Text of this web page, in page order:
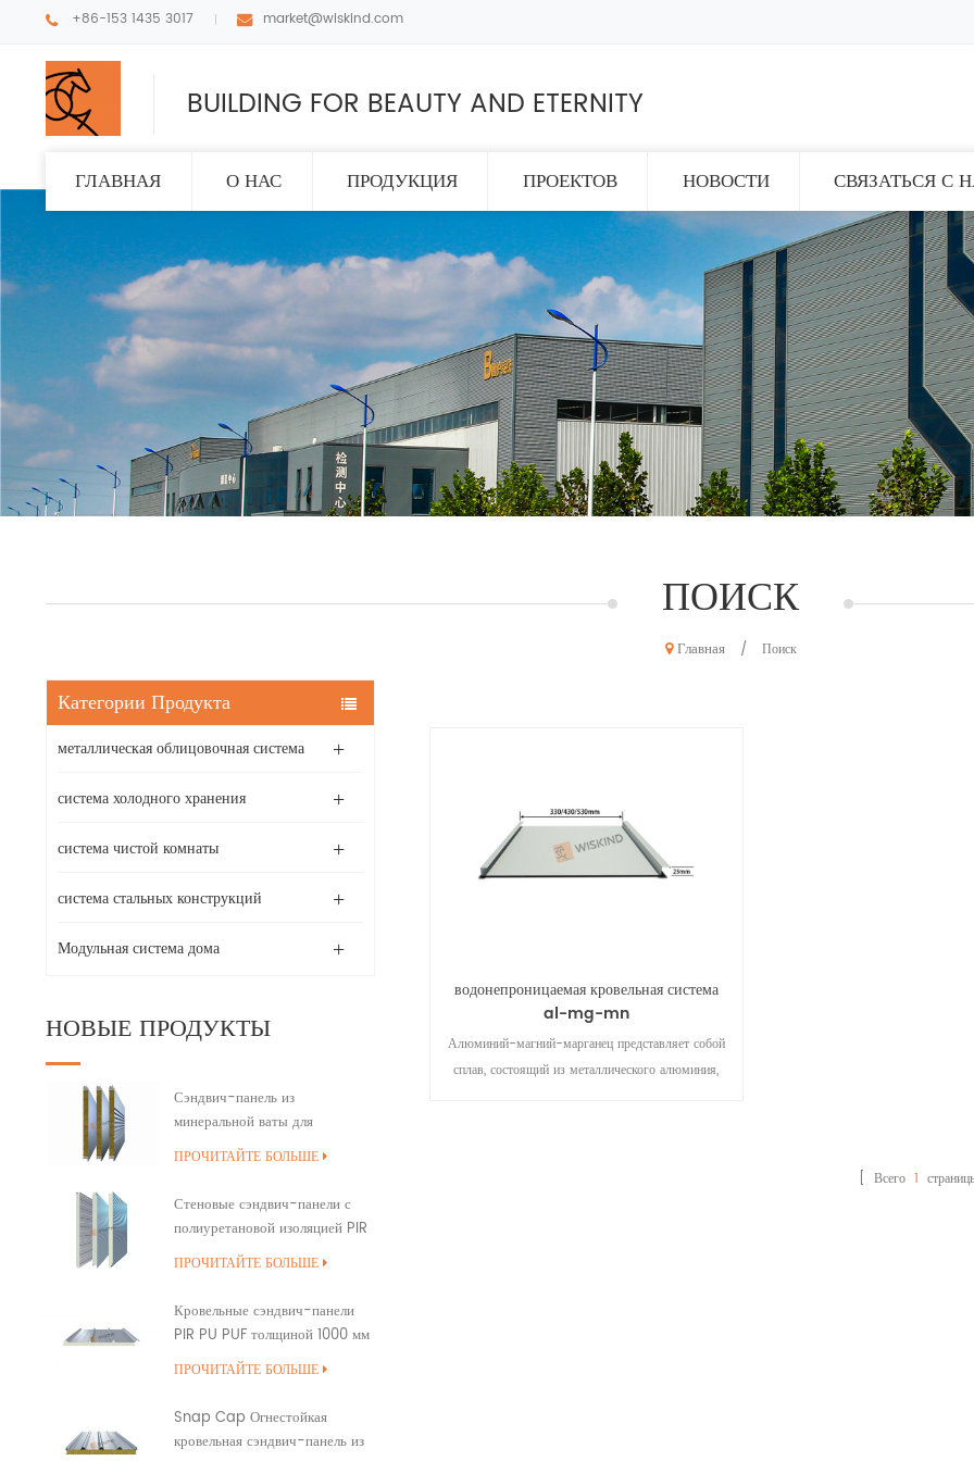
+86-153 1435 3017 market@wiskind.com
BUILDING FOR BEAUTY AND ETERNITY
ГЛАВНАЯ О НАС ПРОДУКЦИЯ ПРОЕКТОВ НОВОСТИ СВЯЗАТЬСЯ С
ПОИСК
Главная / Поиск
Категории Продукта
металлическая облицовочная система
система холодного хранения
система чистой комнаты
система стальных конструкций
Модульная система дома
НОВЫЕ ПРОДУКТЫ
Сэндвич-панель из
минеральной ваты для
наружной стены здания с
кромок
ПРОЧИТАЙТЕ БОЛЬШЕ
Стеновые сэндвич-панели с
полиуретановой изоляцией PIR
PUR PU
ПРОЧИТАЙТЕ БОЛЬШЕ
Кровельные сэндвич-панели
PIR PU PUF толщиной 1000 мм
с перекрытием
ПРОЧИТАЙТЕ БОЛЬШЕ
Snap Cap Огнестойкая
кровельная сэндвич-панель из
водонепроницаемая кровельная система
al-mg-mn
Алюминий-магний-марганец представляет собой
сплав, состоящий из металлического алюминия,
[ Всего1